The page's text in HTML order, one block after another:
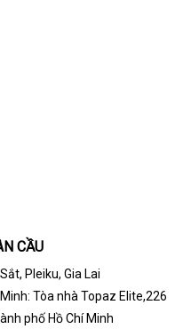
CẦU
Pleiku, Gia Lai
Tòa nhà Topaz Elite,226
phố Hồ Chí Minh